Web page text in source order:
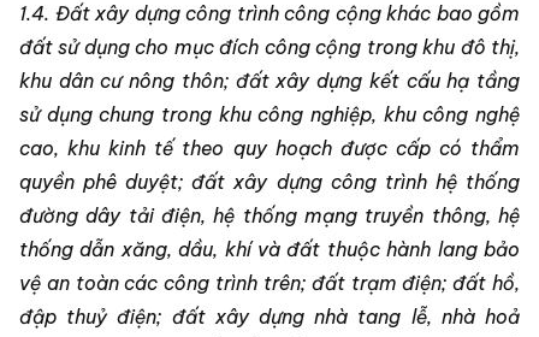
1.4. Đất xây dựng công trình công cộng khác bao gồm
đất sử dụng cho mục đích công cộng trong khu đô thị,
khu dân cư nông thôn; đất xây dựng kết cấu hạ tầng
sử dụng chung trong khu công nghiệp, khu công nghệ
cao, khu kinh tế theo quy hoạch được cấp có thẩm
quyền phê duyệt; đất xây dựng công trình hệ thống
đường dây tải điện, hệ thống mạng truyền thông, hệ
thống dẫn xăng, dầu, khí và đất thuộc hành lang bảo
vệ an toàn các công trình trên; đất trạm điện; đất hồ,
đập thuỷ điện; đất xây dựng nhà tang lễ, nhà hoả